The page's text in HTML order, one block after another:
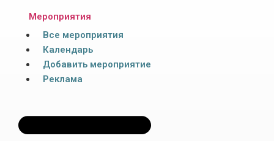
Мероприятия
Все мероприятия
Календарь
Добавить мероприятие
Реклама